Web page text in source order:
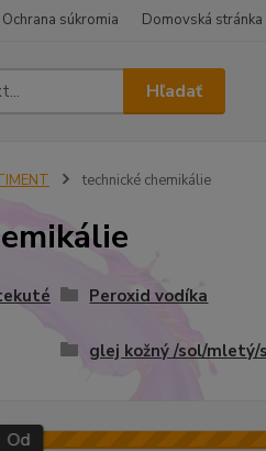
Ochrana súkromia Domovská stránka
Hľadať
technické chemikálie
Peroxid vodíka
glej kožný /sol/mletý/
Od